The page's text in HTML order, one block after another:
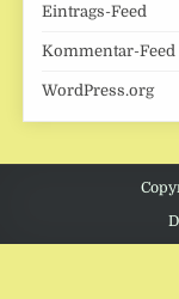
Eintrags-Feed
Kommentar-Feed
WordPress.org